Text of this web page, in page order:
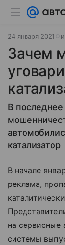
24 января 2021
Зачем
В
катализатор
В начале
реклама,
на сервисные
системы